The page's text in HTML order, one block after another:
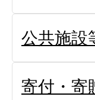
公共施設
寄付・寄